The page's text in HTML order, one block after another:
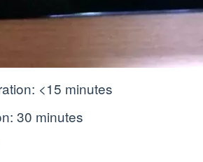
<15 minutes
30 minutes